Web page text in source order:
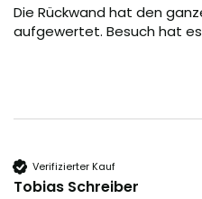
Die Rückwand hat den
aufgewertet. Besuch hat
Verifizierter Kauf
Tobias Schreiber